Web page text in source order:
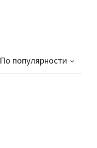
По популярности